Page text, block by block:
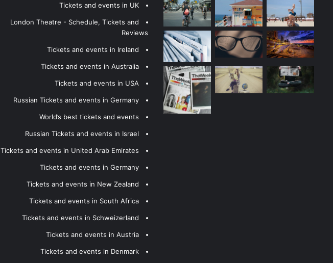
Tickets and events in UK
London Theatre - Schedule, Tickets and
Reviews
Tickets and events in Ireland
Tickets and events in Australia
Tickets and events in USA
Russian Tickets and events in Germany
World’s best tickets and events
Russian Tickets and events in Israel
Tickets and events in United Arab Emirates
Tickets and events in Germany
Tickets and events in New Zealand
Tickets and events in South Africa
Tickets and events in Schweizerland
Tickets and events in Austria
Tickets and events in Denmark